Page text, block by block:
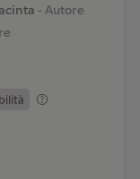
- Autore